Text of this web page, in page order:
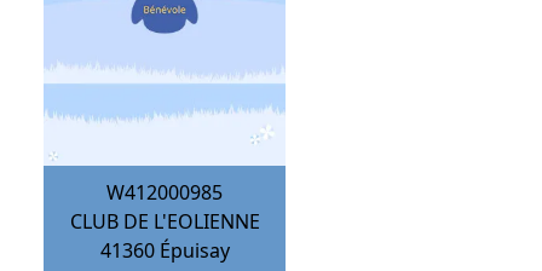
W412000985
CLUB DE L'EOLIENNE
41360 Épuisay